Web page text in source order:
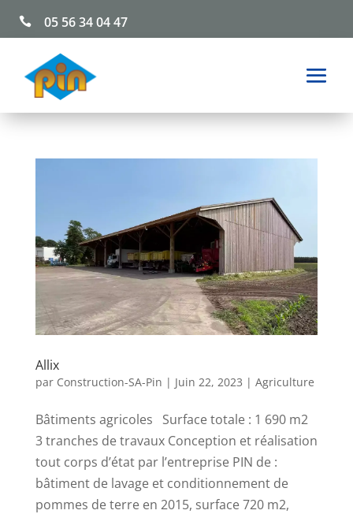
 05 56 34 04 47
Allix
par Construction-SA-Pin | Juin 22, 2023 | Agriculture
Bâtiments agricoles Surface totale : 1 690 m2
3 tranches de travaux Conception et réalisation
tout corps d’état par l’entreprise PIN de :
bâtiment de lavage et conditionnement de
pommes de terre en 2015, surface 720 m2,